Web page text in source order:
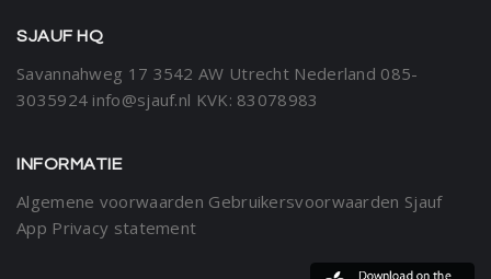
SJAUF HQ
Savannahweg 17 3542 AW Utrecht Nederland 085-
3035924 info@sjauf.nl KVK: 83078983
INFORMATIE
Algemene voorwaarden Gebruikersvoorwaarden Sjauf
App Privacy statement